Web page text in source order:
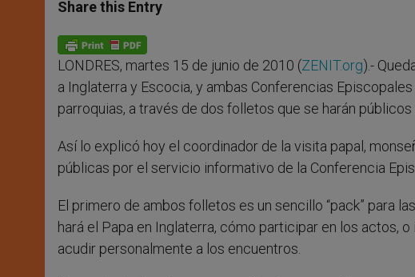
s
p
p
e
g
e
r
b
o
k
Share this Entry
LONDRES, martes 15 de junio de 2010 (ZENIT.org).-
a Inglaterra y Escocia, y ambas Conferencias
parroquias, a través de dos folletos que se harán públicos
Así lo explicó hoy el coordinador de la visita papal,
públicas por el servicio informativo de la Conferencia
El primero de ambos folletos es un sencillo “pack” para
hará el Papa en Inglaterra, cómo participar en los actos,
acudir personalmente a los encuentros.